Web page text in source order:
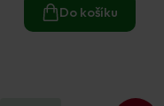
Do košíku